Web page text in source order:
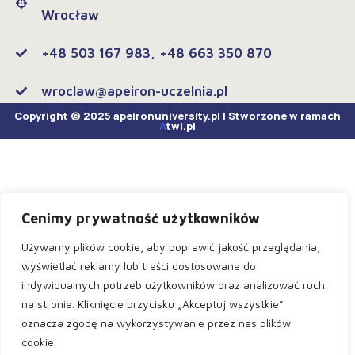
Cenimy prywatność użytkowników
Używamy plików cookie, aby poprawić jakość przeglądania,
wyświetlać reklamy lub treści dostosowane do
indywidualnych potrzeb użytkowników oraz analizować ruch
na stronie. Kliknięcie przycisku „Akceptuj wszystkie”
oznacza zgodę na wykorzystywanie przez nas plików
cookie.
Wrocław
+48 503 167 983, +48 663 350 870
wroclaw@apeiron-uczelnia.pl
Copyright © 2025 apeironuniversity.pl | Stworzone w ramach
Atwi.pl